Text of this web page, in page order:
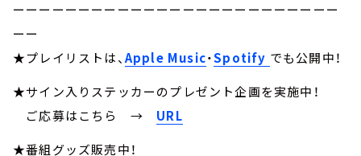
ーーーーーーーーーーーーーーーーーーーーーーーーー
ーー
★プレイリストは、Apple Music・Spotify でも公開中！
★サイン入りステッカーのプレゼント企画を実施中！
ご応募はこちら →
URL
★番組グッズ販売中！